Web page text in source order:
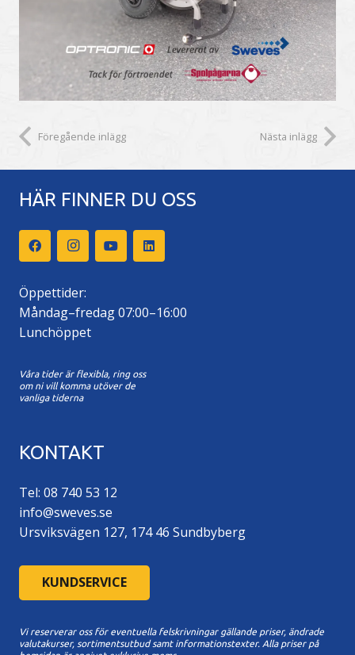
Föregående inlägg Nästa inlägg
HÄR FINNER DU OSS
Öppettider:
Måndag–fredag 07:00–16:00
Lunchöppet
Våra tider är flexibla, ring oss
om ni vill komma utöver de
vanliga tiderna
KONTAKT
Tel: 08 740 53 12
info@sweves.se
Ursviksvägen 127, 174 46 Sundbyberg
KUNDSERVICE
Vi reserverar oss för eventuella felskrivningar gällande priser, ändrade
valutakurser, sortimentsutbud samt informationstexter. Alla priser på